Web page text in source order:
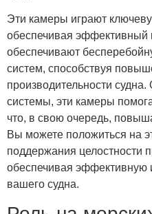
Эти камеры играют
обеспечивая эффективный
обеспечивают
систем, способствуя
производительности
системы, эти камеры
что, в свою очередь,
Вы можете положиться на
поддержания целостности
обеспечивая эффективную
вашего судна.